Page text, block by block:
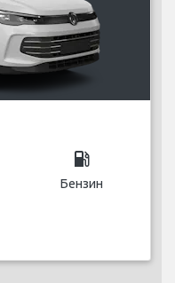
local_gas_station
Бензин